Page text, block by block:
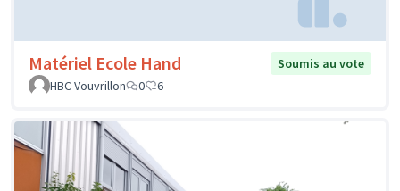
Matériel Ecole Hand
Soumis au vote
HBC Vouvrillon
0 6